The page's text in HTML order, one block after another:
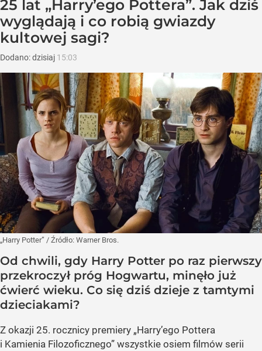
25 lat „Harry’ego Pottera”. Jak dziś
wyglądają i co robią gwiazdy
kultowej sagi?
Dodano:dzisiaj 15:03
„Harry Potter” / Źródło: Warner Bros.
Od chwili, gdy Harry Potter po raz pierwszy
przekroczył próg Hogwartu, minęło już
ćwierć wieku. Co się dziś dzieje z tamtymi
dzieciakami?
Z okazji 25. rocznicy premiery „Harry’ego Pottera
i Kamienia Filozoficznego” wszystkie osiem filmów serii